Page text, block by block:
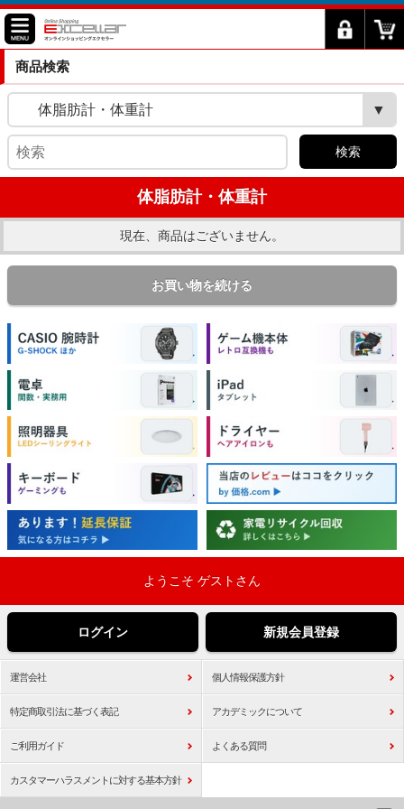
商品検索
体脂肪計・体重計
検索
体脂肪計・体重計
現在、商品はございません。
お買い物を続ける
ようこそ ゲストさん
ログイン 新規会員登録
運営会社 個人情報保護方針
特定商取引法に基づく表記 アカデミックについて
ご利用ガイド よくある質問
カスタマーハラスメントに対する基本方針